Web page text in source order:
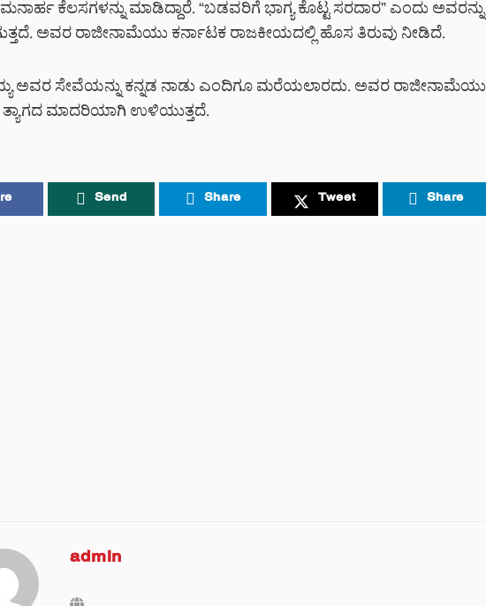
ಗಮನಾರ್ಹ ಕೆಲಸಗಳನ್ನು ಮಾಡಿದ್ದಾರೆ. “ಬಡವರಿಗೆ ಭಾಗ್ಯ ಕೊಟ್ಟ ಸರದಾರ” ಎಂದು ಅವರನ್ನು
ಅವರ ರಾಜೀನಾಮೆಯು ಕರ್ನಾಟಕ ರಾಜಕೀಯದಲ್ಲಿ ಹೊಸ ತಿರುವು ನೀಡಿದೆ.
ಅವರ ಸೇವೆಯನ್ನು ಕನ್ನಡ ನಾಡು ಎಂದಿಗೂ ಮರೆಯಲಾರದು. ಅವರ ರಾಜೀನಾಮೆಯು
ಮಾದರಿಯಾಗಿ ಉಳಿಯುತ್ತದೆ.
Send Share Tweet Share
admin